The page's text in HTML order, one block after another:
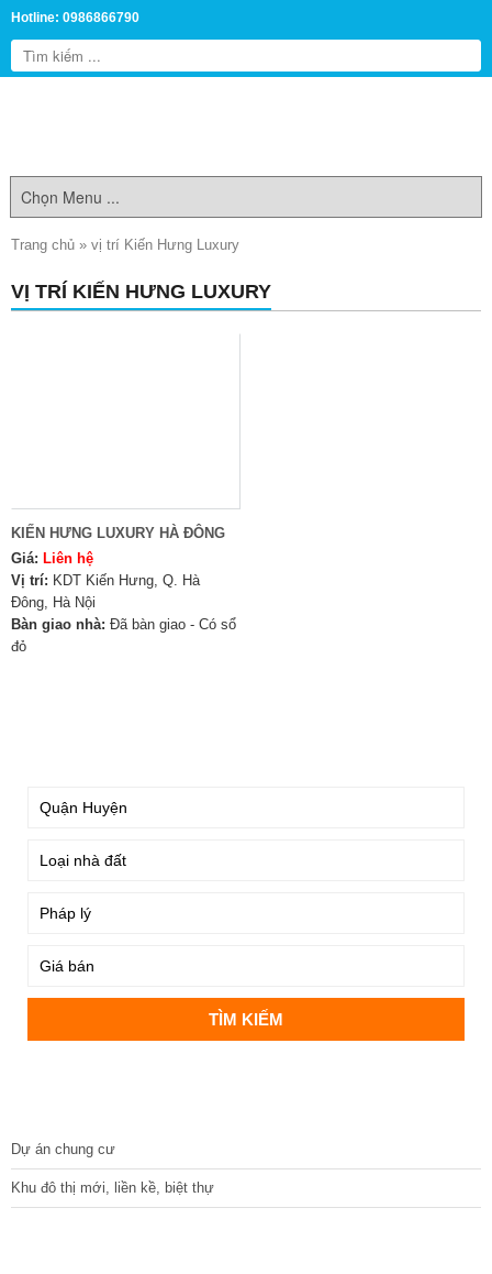
Hotline: 0986866790
Trang chủ » vị trí Kiến Hưng Luxury
VỊ TRÍ KIẾN HƯNG LUXURY
KIẾN HƯNG LUXURY HÀ ĐÔNG
Giá: Liên hệ
Vị trí: KDT Kiến Hưng, Q. Hà
Đông, Hà Nội
Bàn giao nhà: Đã bàn giao - Có sổ
đỏ
Dự án chung cư
Khu đô thị mới, liền kề, biệt thự